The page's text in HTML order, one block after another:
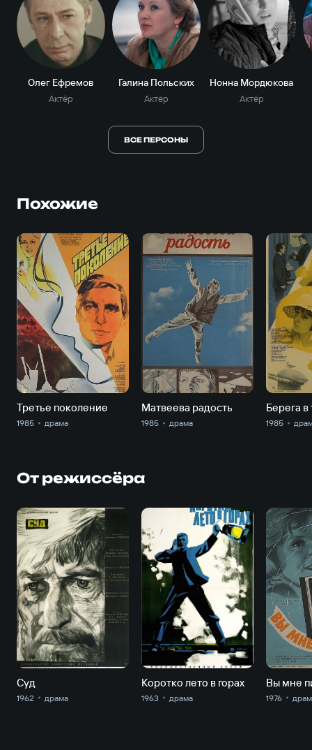
Олег Ефремов
Актёр
Галина Польских
Актёр
Нонна Мордюкова
Актёр
ВСЕ ПЕРСОНЫ
Похожие
Третье поколение
1985 драма
Матвеева радость
1985 драма
Берега
1985
От режиссёра
Суд
1962 драма
Коротко лето в горах
1963 драма
Вы мне
1976